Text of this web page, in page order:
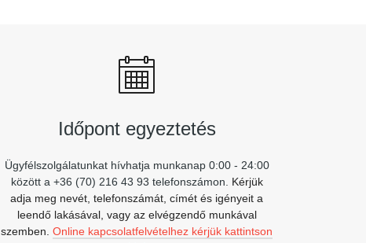
Időpont egyeztetés
Ügyfélszolgálatunkat hívhatja munkanap 0:00 - 24:00
között a +36 (70) 216 43 93 telefonszámon. Kérjük
adja meg nevét, telefonszámát, címét és igényeit a
leendő lakásával, vagy az elvégzendő munkával
szemben. Online kapcsolatfelvételhez kérjük kattintson